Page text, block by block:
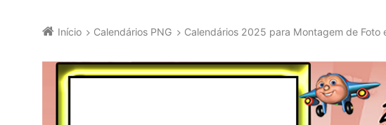
Início Calendários PNG Calendários 2025 para Montagem de Foto